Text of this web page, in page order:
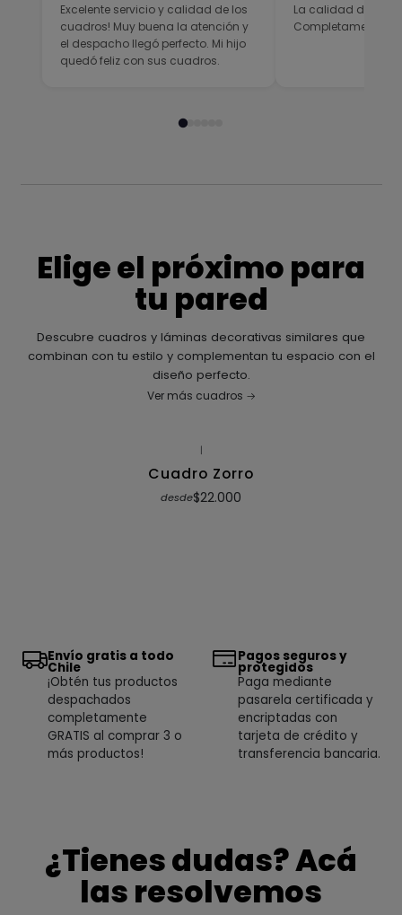
Excelente servicio y calidad de los
cuadros! Muy buena la atención y
el despacho llegó perfecto. Mi hijo
quedó feliz con sus cuadros.
La calidad del
Completamente
Elige el próximo para
tu pared
Descubre cuadros y láminas decorativas similares que
combinan con tu estilo y complementan tu espacio con el
diseño perfecto.
Ver más cuadros
|
Cuadro Zorro
desde$22.000
Envío gratis a todo
Chile
¡Obtén tus productos
despachados
completamente
GRATIS al comprar 3 o
más productos!
Pagos seguros y
protegidos
Paga mediante
pasarela certificada y
encriptadas con
tarjeta de crédito y
transferencia bancaria.
¿Tienes dudas? Acá
las resolvemos